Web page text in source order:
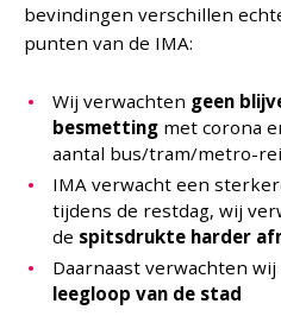
bevindingen verschillen
punten van de IMA:
Wij verwachten geen
besmetting met corona
aantal bus/tram/metro-
IMA verwacht een
tijdens de restdag, wij
de spitsdrukte harder
Daarnaast verwachten wij
leegloop van de stad